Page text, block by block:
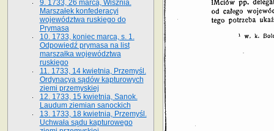
9. 1733, 26 marca, Wisznia.
Marszałek konfederacyi
województwa ruskiego do
Prymasa
10. 1733, koniec marca, s. 1.
Odpowiedź prymasa na list
marszałka województwa
ruskiego
11. 1733, 14 kwietnia, Przemyśl.
Ordynacya sądów kapturowych
ziemi przemyskiej
12. 1733, 15 kwietnia, Sanok.
Laudum ziemian sanockich
13. 1733, 18 kwietnia, Przemyśl.
Uchwała sądu kapturowego